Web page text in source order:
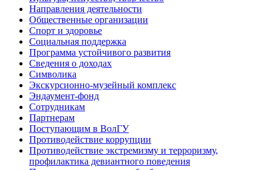
Направления деятельности
Общественные организации
Спорт и здоровье
Социальная поддержка
Программа устойчивого развития
Сведения о доходах
Символика
Экскурсионно-музейный комплекс
Эндаумент-фонд
Сотрудникам
Партнерам
Поступающим в ВолГУ
Противодействие коррупции
Противодействие экстремизму и терроризму,
профилактика девиантного поведения